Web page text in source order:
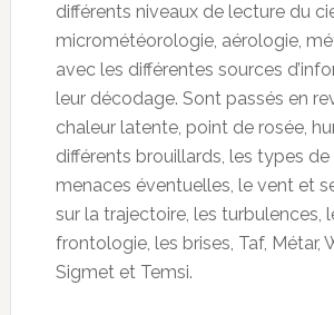
différents niveaux de lecture du
micrométéorologie, aérologie,
avec les différentes sources
leur décodage. Sont passés en
chaleur latente, point de rosée,
différents brouillards, les types
menaces éventuelles, le vent et
sur la trajectoire, les turbulences,
frontologie, les brises, Taf, Métar,
Sigmet et Temsi.